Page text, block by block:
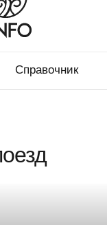
Справочник